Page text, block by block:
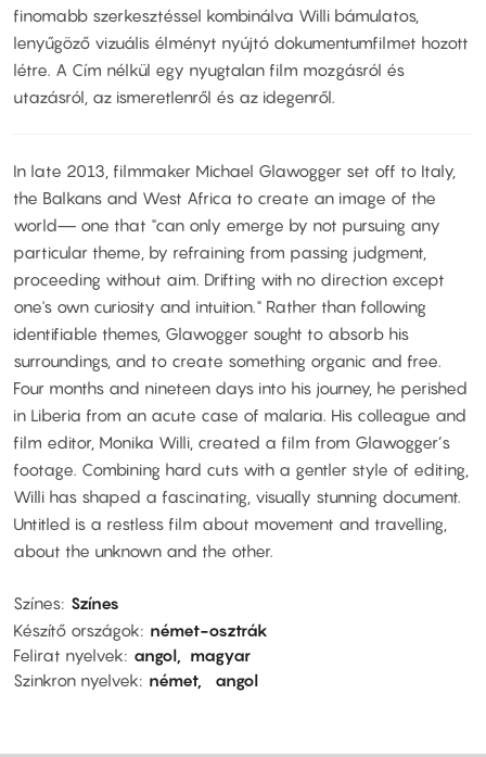
finomabb szerkesztéssel kombinálva Willi bámulatos,
lenyűgöző vizuális élményt nyújtó dokumentumfilmet hozott
létre. A Cím nélkül egy nyugtalan film mozgásról és
utazásról, az ismeretlenről és az idegenről.
In late 2013, filmmaker Michael Glawogger set off to Italy,
the Balkans and West Africa to create an image of the
world— one that "can only emerge by not pursuing any
particular theme, by refraining from passing judgment,
proceeding without aim. Drifting with no direction except
one's own curiosity and intuition." Rather than following
identifiable themes, Glawogger sought to absorb his
surroundings, and to create something organic and free.
Four months and nineteen days into his journey, he perished
in Liberia from an acute case of malaria. His colleague and
film editor, Monika Willi, created a film from Glawogger’s
footage. Combining hard cuts with a gentler style of editing,
Willi has shaped a fascinating, visually stunning document.
Untitled is a restless film about movement and travelling,
about the unknown and the other.
Színes Színes
Készítő országok
német-osztrák
Felirat nyelvek
angol
magyar
Szinkron nyelvek
német angol